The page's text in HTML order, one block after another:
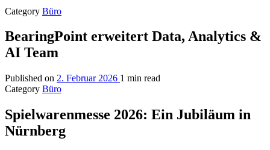
Category Büro
BearingPoint erweitert Data, Analytics &
AI Team
Published on 2. Februar 2026 1 min read
Category Büro
Spielwarenmesse 2026: Ein Jubiläum in
Nürnberg